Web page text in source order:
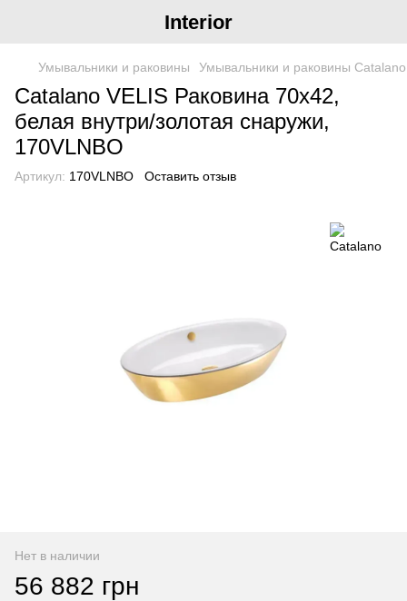
Interior
Умывальники и раковины Умывальники и раковины Catalano
Catalano VELIS Раковина 70x42,
белая внутри/золотая снаружи,
170VLNBO
Артикул: 170VLNBO Оставить отзыв
Нет в наличии
56 882 грн